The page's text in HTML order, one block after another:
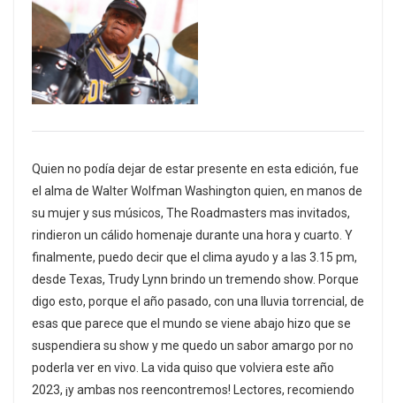
Quien no podía dejar de estar presente en esta edición, fue
el alma de Walter Wolfman Washington quien, en manos de
su mujer y sus músicos, The Roadmasters mas invitados,
rindieron un cálido homenaje durante una hora y cuarto. Y
finalmente, puedo decir que el clima ayudo y a las 3.15 pm,
desde Texas, Trudy Lynn brindo un tremendo show. Porque
digo esto, porque el año pasado, con una lluvia torrencial, de
esas que parece que el mundo se viene abajo hizo que se
suspendiera su show y me quedo un sabor amargo por no
poderla ver en vivo. La vida quiso que volviera este año
2023, ¡y ambas nos reencontremos! Lectores, recomiendo